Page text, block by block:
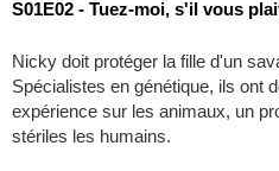
S01E02 - Tuez-moi, s'il vous
Nicky doit protéger la fille d'un
Spécialistes en génétique, ils ont
expérience sur les animaux, un
stériles les humains.